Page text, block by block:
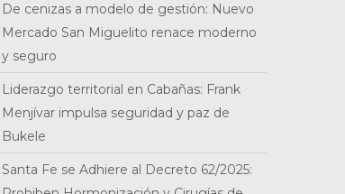
De cenizas a modelo de gestión: Nuevo
Mercado San Miguelito renace moderno
y seguro
Liderazgo territorial en Cabañas: Frank
Menjívar impulsa seguridad y paz de
Bukele
Santa Fe se Adhiere al Decreto 62/2025: